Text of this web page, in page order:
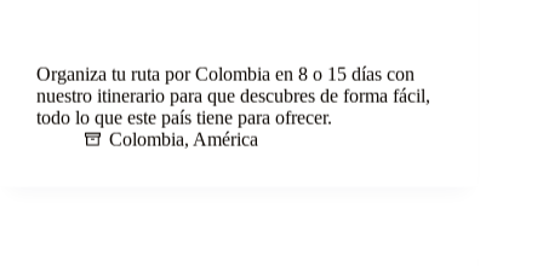
Organiza tu ruta por Colombia en 8 o 15 días con
nuestro itinerario para que descubres de forma fácil,
todo lo que este país tiene para ofrecer.
Colombia, América